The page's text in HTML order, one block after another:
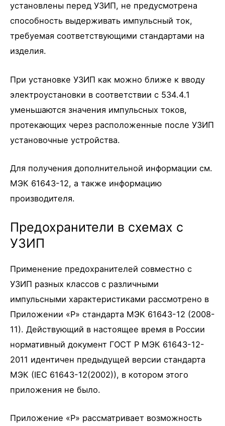
установлены перед УЗИП, не предусмотрена
способность выдерживать импульсный ток,
требуемая соответствующими стандартами на
изделия.
При установке УЗИП как можно ближе к вводу
электроустановки в соответствии с 534.4.1
уменьшаются значения импульсных токов,
протекающих через расположенные после УЗИП
установочные устройства.
Для получения дополнительной информации см.
МЭК 61643-12, а также информацию
производителя.
Предохранители в схемах с
УЗИП
Применение предохранителей совместно с
УЗИП разных классов с различными
импульсными характеристиками рассмотрено в
Приложении «P» стандарта МЭК 61643-12 (2008-
11). Действующий в настоящее время в России
нормативный документ ГОСТ Р МЭК 61643-12-
2011 идентичен предыдущей версии стандарта
МЭК (IEC 61643-12(2002)), в котором этого
приложения не было.
Приложение «Р» рассматривает возможность